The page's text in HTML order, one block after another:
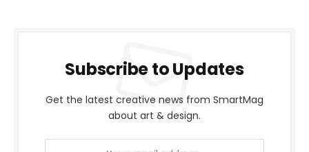
Subscribe to Updates
Get the latest creative news from SmartMag
about art & design.